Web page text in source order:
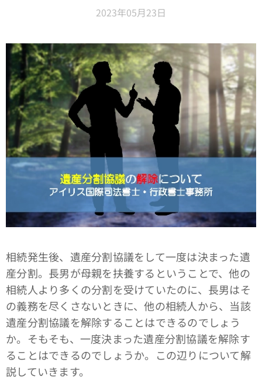
2023年05月23日
相続発生後、遺産分割協議をして一度は決まった遺
産分割。長男が母親を扶養するということで、他の
相続人より多くの分割を受けていたのに、長男はそ
の義務を尽くさないときに、他の相続人から、当該
遺産分割協議を解除することはできるのでしょう
か。そもそも、一度決まった遺産分割協議を解除す
ることはできるのでしょうか。この辺りについて解
説していきます。